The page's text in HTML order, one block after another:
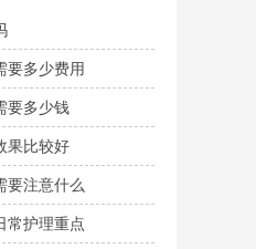
要多少费用
要多少钱
果比较好
要注意什么
常护理重点